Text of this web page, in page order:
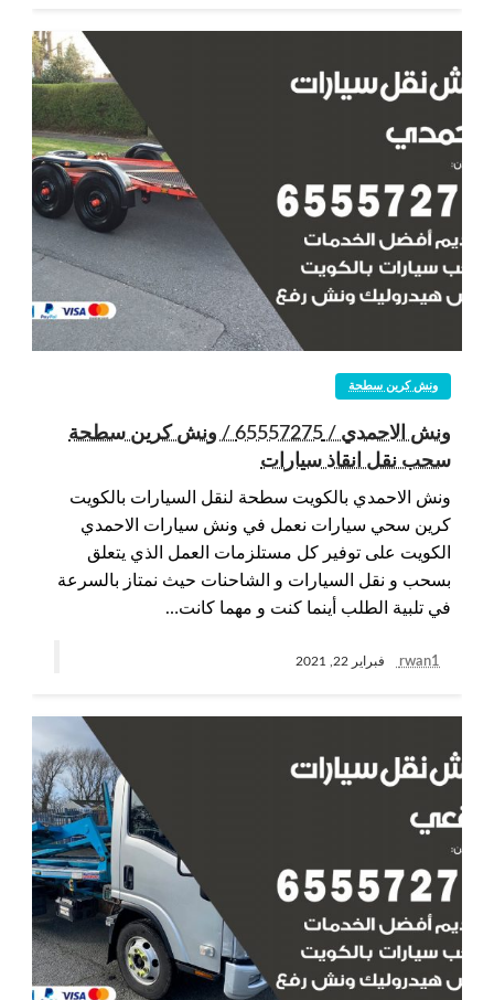
ونش كرين سطحة
ونش الاحمدي / 65557275 / ونش كرين سطحة
سحب نقل انقاذ سيارات
ونش الاحمدي بالكويت سطحة لنقل السيارات بالكويت
كرين سحي سيارات نعمل في ونش سيارات الاحمدي
الكويت على توفير كل مستلزمات العمل الذي يتعلق
بسحب و نقل السيارات و الشاحنات حيث نمتاز بالسرعة
في تلبية الطلب أينما كنت و مهما كانت…
rwan1 فبراير 22, 2021